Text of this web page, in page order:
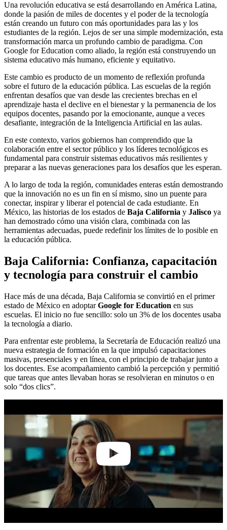
Una revolución educativa se está desarrollando en América Latina,
donde la pasión de miles de docentes y el poder de la tecnología
están creando un futuro con más oportunidades para las y los
estudiantes de la región. Lejos de ser una simple modernización, esta
transformación marca un profundo cambio de paradigma. Con
Google for Education como aliado, la región está construyendo un
sistema educativo más humano, eficiente y equitativo.
Este cambio es producto de un momento de reflexión profunda
sobre el futuro de la educación pública. Las escuelas de la región
enfrentan desafíos que van desde las crecientes brechas en el
aprendizaje hasta el declive en el bienestar y la permanencia de los
equipos docentes, pasando por la emocionante, aunque a veces
desafiante, integración de la Inteligencia Artificial en las aulas.
En este contexto, varios gobiernos han comprendido que la
colaboración entre el sector público y los líderes tecnológicos es
fundamental para construir sistemas educativos más resilientes y
preparar a las nuevas generaciones para los desafíos que les esperan.
A lo largo de toda la región, comunidades enteras están demostrando
que la innovación no es un fin en sí mismo, sino un puente para
conectar, inspirar y liberar el potencial de cada estudiante. En
México, las historias de los estados de Baja California y Jalisco ya
han demostrado cómo una visión clara, combinada con las
herramientas adecuadas, puede redefinir los límites de lo posible en
la educación pública.
Baja California: Confianza, capacitación
y tecnología para construir el cambio
Hace más de una década, Baja California se convirtió en el primer
estado de México en adoptarGoogle for Education en sus
escuelas. El inicio no fue sencillo: solo un 3% de los docentes usaba
la tecnología a diario.
Para enfrentar este problema, la Secretaría de Educación realizó una
nueva estrategia de formación en la que impulsó capacitaciones
masivas, presenciales y en línea, con el principio de trabajar junto a
los docentes. Ese acompañamiento cambió la percepción y permitió
que tareas que antes llevaban horas se resolvieran en minutos o en
solo “dos clics”.
2:14